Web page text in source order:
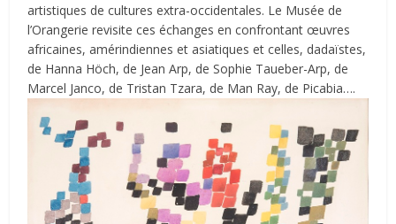
artistiques de cultures extra-occidentales. Le Musée de
l’Orangerie revisite ces échanges en confrontant œuvres
africaines, amérindiennes et asiatiques et celles, dadaïstes,
de Hanna Höch, de Jean Arp, de Sophie Taueber-Arp, de
Marcel Janco, de Tristan Tzara, de Man Ray, de Picabia….